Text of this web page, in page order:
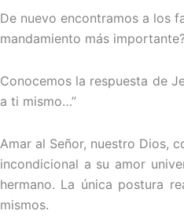
De nuevo encontramos a los
mandamiento más
Conocemos la respuesta de
a ti mismo…”
Amar al Señor, nuestro Dios,
incondicional a su amor
hermano. La única postura
mismos.